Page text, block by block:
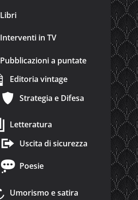
Libri
Interventi in TV
Pubblicazioni a puntate
Editoria vintage
Strategia e Difesa
Letteratura
Uscita di sicurezza
Poesie
Umorismo e satira